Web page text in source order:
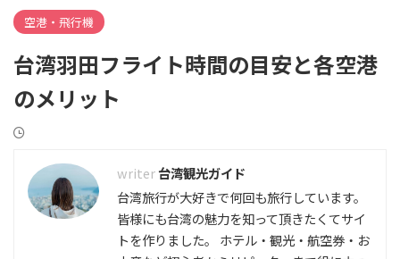
空港・飛行機
台湾羽田フライト時間の目安と各空港
のメリット
台湾観光ガイド
台湾旅行が大好きで何回も旅行しています。
皆様にも台湾の魅力を知って頂きたくてサイ
トを作りました。 ホテル・観光・航空券・お